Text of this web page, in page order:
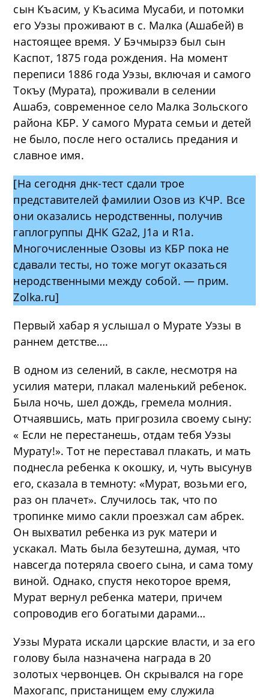
сын Къасим, у Къасима Мусаби, и потомки
его Уэзы проживают в с. Малка (Ашабей) в
настоящее время. У Бэчмырзэ был сын
Каспот, 1875 года рождения. На момент
переписи 1886 года Уэзы, включая и самого
Токъу (Мурата), проживали в селении
Ашабэ, современное село Малка Зольского
района КБР. У самого Мурата семьи и детей
не было, после него остались предания и
славное имя.
[На сегодня днк-тест сдали трое
представителей фамилии Озов из КЧР. Все
они оказались неродственны, получив
гаплогруппы ДНК G2a2, J1a и R1a.
Многочисленные Озовы из КБР пока не
сдавали тесты, но тоже могут оказаться
неродственными между собой. — прим.
Zolka.ru]
Первый хабар я услышал о Мурате Уэзы в
раннем детстве….
В одном из селений, в сакле, несмотря на
усилия матери, плакал маленький ребенок.
Была ночь, шел дождь, гремела молния.
Отчаявшись, мать пригрозила своему сыну:
« Если не перестанешь, отдам тебя Уэзы
Мурату!». Тот не переставал плакать, и мать
поднесла ребенка к окошку, и, чуть высунув
его, сказала в темноту: «Мурат, возьми его,
раз он плачет». Случилось так, что по
тропинке мимо сакли проезжал сам абрек.
Он выхватил ребенка из рук матери и
ускакал. Мать была безутешна, думая, что
навсегда потеряла своего сына, и сама тому
виной. Однако, спустя некоторое время,
Мурат вернул ребенка матери, причем
сопроводив его богатыми дарами…
Уэзы Мурата искали царские власти, и за его
голову была назначена награда в 20
золотых червонцев. Он скрывался на горе
Махогапс, пристанищем ему служила